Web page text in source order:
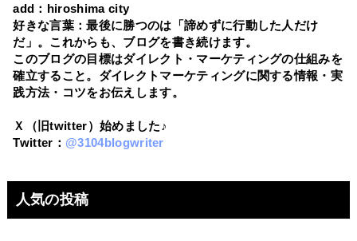
add：hiroshima city
好きな言葉：最後に勝つのは「諦めずに行動した人だけ
だ」。これからも、ブログを書き続けます。
このブログの目標はダイレクト・マーケティングの仕組みを
確立すること。ダイレクトマーケティングに関する情報・実
践方法・コツをお伝えします。
Ｘ（旧twitter）始めました♪
Twitter： @3104blogwriter
人気の投稿